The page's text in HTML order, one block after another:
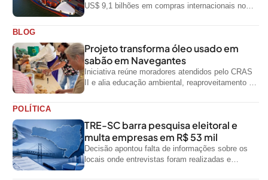
US$ 9,1 bilhões em compras internacionais no
BLOG
Projeto transforma óleo usado em
sabão em Navegantes
Iniciativa reúne moradores atendidos pelo CRAS
II e alia educação ambiental, reaproveitamento de
POLÍTICA
TRE-SC barra pesquisa eleitoral e
multa empresas em R$ 53 mil
Decisão apontou falta de informações sobre os
locais onde entrevistas foram realizadas e